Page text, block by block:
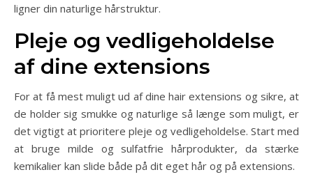
ligner din naturlige hårstruktur.
Pleje og vedligeholdelse
af dine extensions
For at få mest muligt ud af dine hair extensions og sikre, at
de holder sig smukke og naturlige så længe som muligt, er
det vigtigt at prioritere pleje og vedligeholdelse. Start med
at bruge milde og sulfatfrie hårprodukter, da stærke
kemikalier kan slide både på dit eget hår og på extensions.